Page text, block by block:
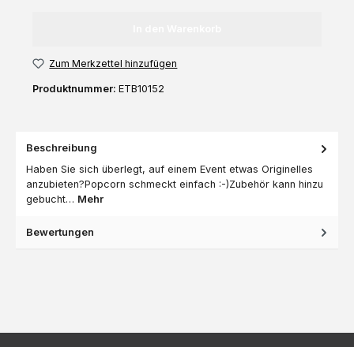
Zum Merkzettel hinzufügen
Produktnummer: ETB10152
Beschreibung
Haben Sie sich überlegt, auf einem Event etwas Originelles
anzubieten?Popcorn schmeckt einfach :-)Zubehör kann hinzu
gebucht… Mehr
Bewertungen